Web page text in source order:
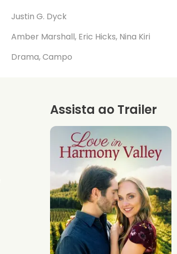
Justin G. Dyck
Amber Marshall, Eric Hicks, Nina Kiri
Drama, Campo
Assista ao Trailer